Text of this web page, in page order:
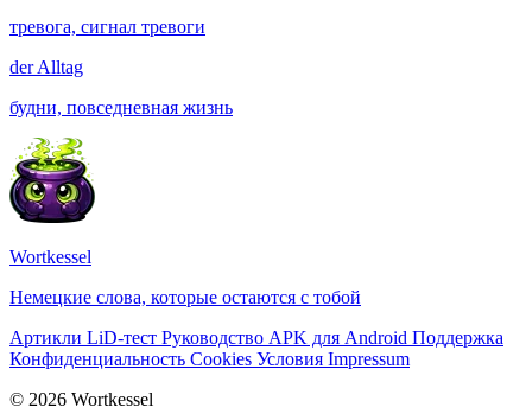
тревога, сигнал тревоги
derAlltag
будни, повседневная жизнь
Wortkessel
Немецкие слова, которые остаются с тобой
Артикли LiD-тест Руководство APK для Android Поддержка
Конфиденциальность Cookies Условия Impressum
© 2026 Wortkessel